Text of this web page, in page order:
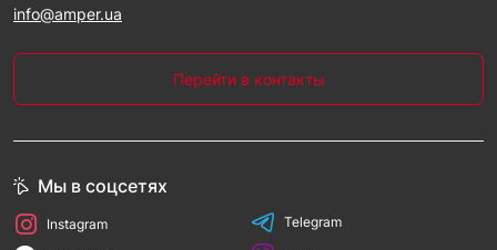
info@amper.ua
Перейти в контакты
Мы в соцсетях
Instagram
Telegram